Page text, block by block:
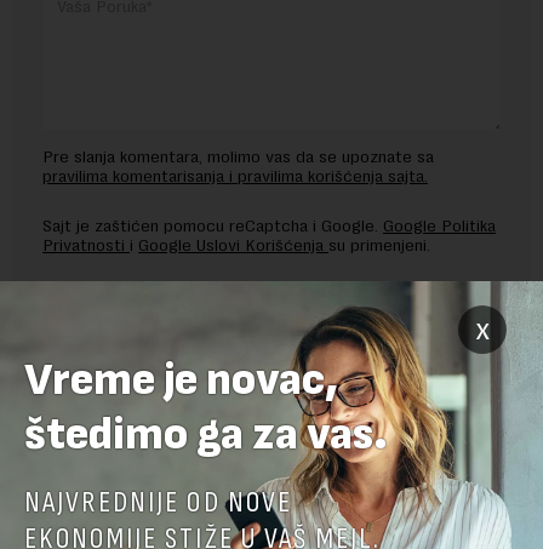
Pre slanja komentara, molimo vas da se upoznate sa
pravilima komentarisanja i pravilima korišćenja sajta.
Sajt je zaštićen pomocu reCaptcha i Google. Google Politika
Privatnosti i Google Uslovi Korišćenja su primenjeni.
x
Vreme je novac,
štedimo ga za vas.
NAJVREDNIJE OD NOVE
EKONOMIJE STIŽE U VAŠ MEJL.